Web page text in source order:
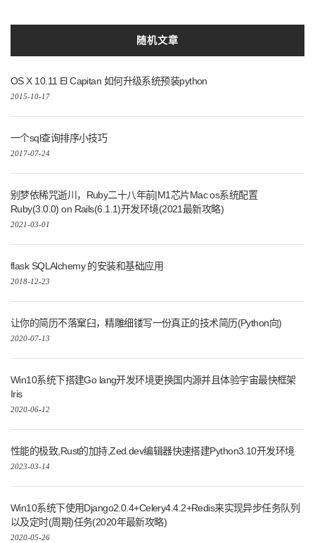
随机文章
OS X 10.11 El Capitan 如何升级系统预装python
2015-10-17
一个sql查询排序小技巧
2017-07-24
别梦依稀咒逝川，Ruby二十八年前|M1芯片Mac os系统配置
Ruby(3.0.0) on Rails(6.1.1)开发环境(2021最新攻略)
2021-03-01
flask SQLAlchemy 的安装和基础应用
2018-12-23
让你的简历不落窠臼，精雕细镂写一份真正的技术简历(Python向)
2020-07-13
Win10系统下搭建Go lang开发环境更换国内源并且体验宇宙最快框架
Iris
2020-06-12
性能的极致,Rust的加持,Zed.dev编辑器快速搭建Python3.10开发环境
2023-03-14
Win10系统下使用Django2.0.4+Celery4.4.2+Redis来实现异步任务队列
以及定时(周期)任务(2020年最新攻略)
2020-05-26